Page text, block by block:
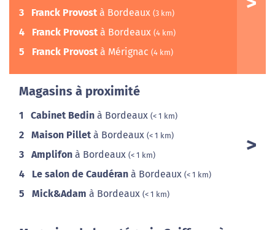
3 Franck Provost à Bordeaux (3 km)
4 Franck Provost à Bordeaux (4 km)
5 Franck Provost à Mérignac (4 km)
Magasins à proximité
1 Cabinet Bedin à Bordeaux (< 1 km)
2 Maison Pillet à Bordeaux (< 1 km)
3 Amplifon à Bordeaux (< 1 km)
4 Le salon de Caudéran à Bordeaux (< 1 km)
5 Mick&Adam à Bordeaux (< 1 km)